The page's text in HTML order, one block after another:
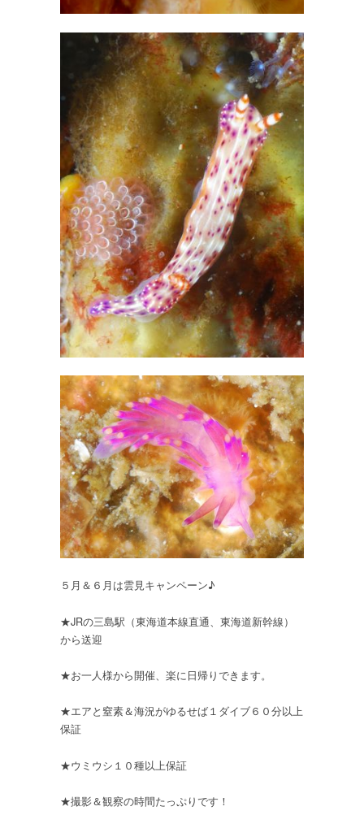
５月＆６月は雲見キャンペーン♪
★JRの三島駅（東海道本線直通、東海道新幹線）
から送迎
★お一人様から開催、楽に日帰りできます。
★エアと窒素＆海況がゆるせば１ダイブ６０分以上
保証
★ウミウシ１０種以上保証
★撮影＆観察の時間たっぷりです！